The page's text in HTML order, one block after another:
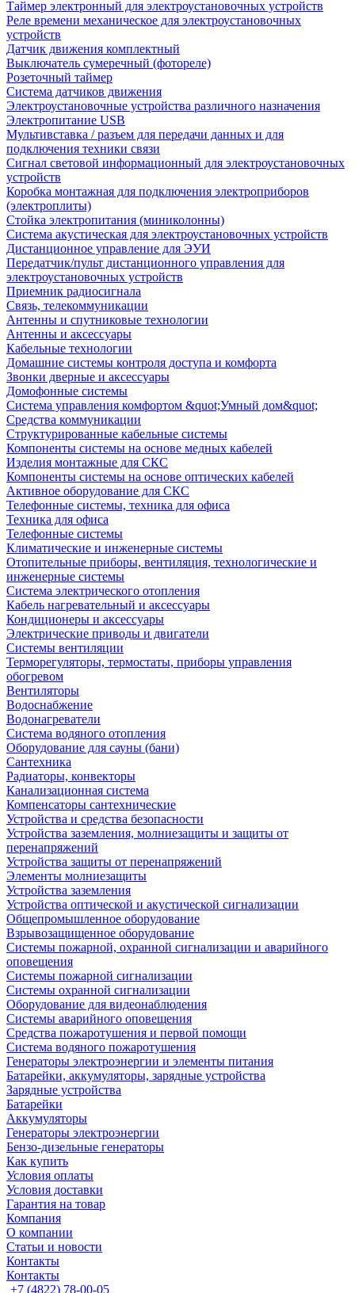
Таймер электронный для электроустановочных устройств
Реле времени механическое для электроустановочных
устройств
Датчик движения комплектный
Выключатель сумеречный (фотореле)
Розеточный таймер
Система датчиков движения
Электроустановочные устройства различного назначения
Электропитание USB
Мультивставка / разъем для передачи данных и для
подключения техники связи
Сигнал световой информационный для электроустановочных
устройств
Коробка монтажная для подключения электроприборов
(электроплиты)
Стойка электропитания (миниколонны)
Система акустическая для электроустановочных устройств
Дистанционное управление для ЭУИ
Передатчик/пульт дистанционного управления для
электроустановочных устройств
Приемник радиосигнала
Связь, телекоммуникации
Антенны и спутниковые технологии
Антенны и аксессуары
Кабельные технологии
Домашние системы контроля доступа и комфорта
Звонки дверные и аксессуары
Домофонные системы
Система управления комфортом &quot;Умный дом&quot;
Средства коммуникации
Структурированные кабельные системы
Компоненты системы на основе медных кабелей
Изделия монтажные для СКС
Компоненты системы на основе оптических кабелей
Активное оборудование для СКС
Телефонные системы, техника для офиса
Техника для офиса
Телефонные системы
Климатические и инженерные системы
Отопительные приборы, вентиляция, технологические и
инженерные системы
Система электрического отопления
Кабель нагревательный и аксессуары
Кондиционеры и аксессуары
Электрические приводы и двигатели
Системы вентиляции
Терморегуляторы, термостаты, приборы управления
обогревом
Вентиляторы
Водоснабжение
Водонагреватели
Система водяного отопления
Оборудование для сауны (бани)
Сантехника
Радиаторы, конвекторы
Канализационная система
Компенсаторы сантехнические
Устройства и средства безопасности
Устройства заземления, молниезащиты и защиты от
перенапряжений
Устройства защиты от перенапряжений
Элементы молниезащиты
Устройства заземления
Устройства оптической и акустической сигнализации
Общепромышленное оборудование
Взрывозащищенное оборудование
Системы пожарной, охранной сигнализации и аварийного
оповещения
Системы пожарной сигнализации
Системы охранной сигнализации
Оборудование для видеонаблюдения
Системы аварийного оповещения
Средства пожаротушения и первой помощи
Система водяного пожаротушения
Генераторы электроэнергии и элементы питания
Батарейки, аккумуляторы, зарядные устройства
Зарядные устройства
Батарейки
Аккумуляторы
Генераторы электроэнергии
Бензо-дизельные генераторы
Как купить
Условия оплаты
Условия доставки
Гарантия на товар
Компания
О компании
Статьи и новости
Контакты
Контакты
+7 (4822) 78-00-05